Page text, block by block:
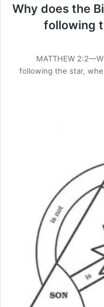
Why does the
following
MATTHEW
following the star,